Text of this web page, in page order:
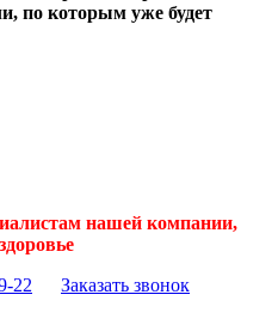
по которым уже будет
нашей компании,
22
Заказать звонок